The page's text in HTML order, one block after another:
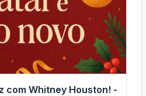
com Whitney Houston! - Voz